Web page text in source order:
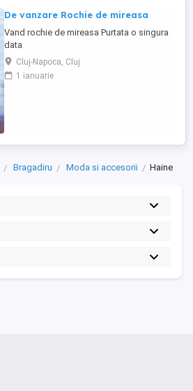
De vanzare Rochie de mireasa
Vand rochie de mireasa Purtata o singura
data
Cluj-Napoca, Cluj
1 ianuarie
Bragadiru Moda si accesorii Haine